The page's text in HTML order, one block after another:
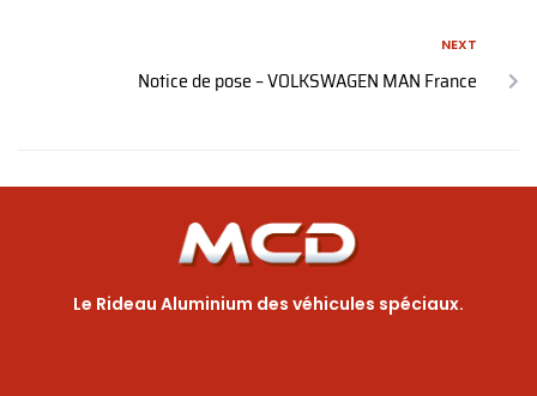
NEXT
Notice de pose – VOLKSWAGEN MAN France
Le Rideau Aluminium des véhicules spéciaux.